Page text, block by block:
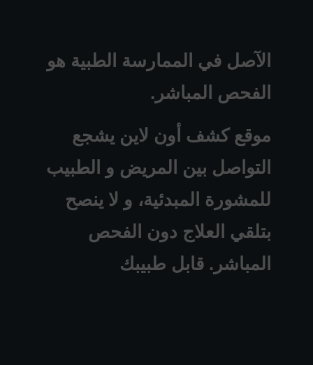
الآصل في الممارسة الطبية هو
الفحص المباشر.
موقع كشف أون لاين يشجع
التواصل بين المريض و الطبيب
للمشورة المبدئية، و لا ينصح
بتلقي العلاج دون الفحص
المباشر. قابل طبيبك